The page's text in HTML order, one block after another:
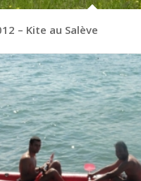
– Kite au Salève